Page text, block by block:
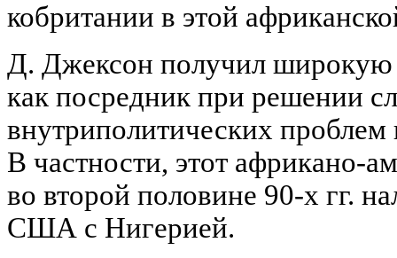
кобритании в этой
Д. Джексон получил широкую
как посредник при решении
внутриполитических
В частности, этот африкано-
во второй половине 90-х гг.
США с Нигерией.